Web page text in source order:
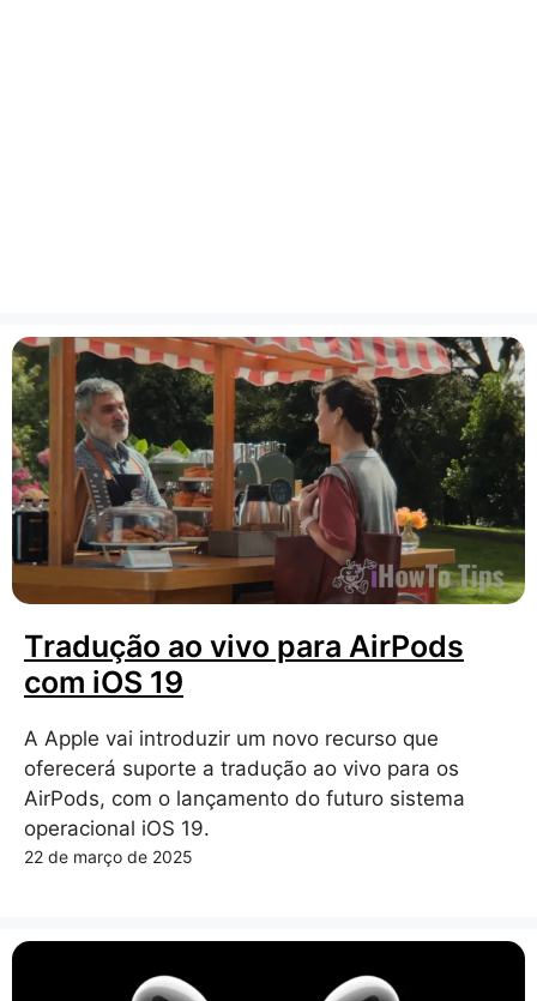
Tradução ao vivo para AirPods
com iOS 19
A Apple vai introduzir um novo recurso que
oferecerá suporte a tradução ao vivo para os
AirPods, com o lançamento do futuro sistema
operacional iOS 19.
22 de março de 2025